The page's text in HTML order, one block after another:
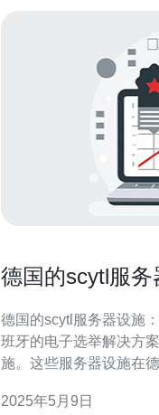
德国的scytl服
德国的scytl服务器设施：一览无遗 scytl
班牙的电子选举解决方
施。这些服务器设施在
柏林市中心，占地面积
2025年5月9日